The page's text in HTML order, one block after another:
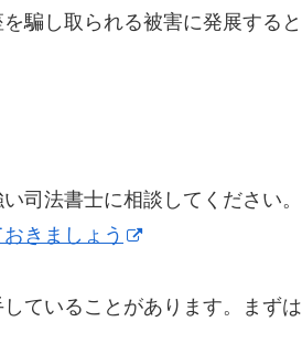
騙し取られる被害に発展すると
司法書士に相談してください。
きましょう
ていることがあります。まずは